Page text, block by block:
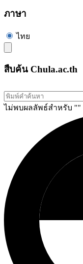
ภาษา
ไทย
สืบค้น Chula.ac.th
ไม่พบผลลัพธ์สำหรับ ""